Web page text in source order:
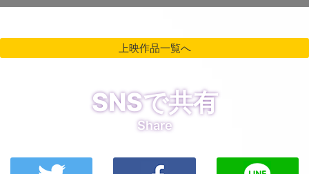
上映作品一覧へ
SNSで共有
Share